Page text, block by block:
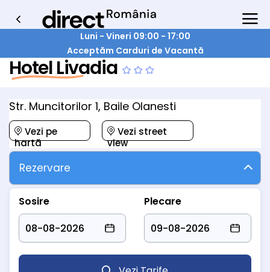
Luni - Vineri 09:00 - 17:00
Acceptăm Carduri de Vacantă
Hotel Livadia
Str. Muncitorilor 1, Baile Olanesti
Vezi pe
hartă
Vezi street
view
Rezervare
Sosire Plecare